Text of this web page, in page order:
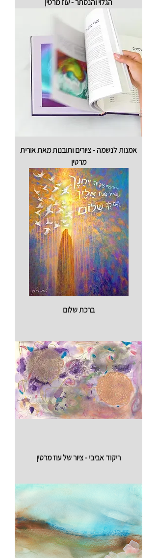
הגלוי והנסתר - עוז מרטין
אמנות לנשמה - ציורים ותובנות מאת אורית
מרטין
ברכת שלום
ריקוד אביבי - ציור של עוז מרטין